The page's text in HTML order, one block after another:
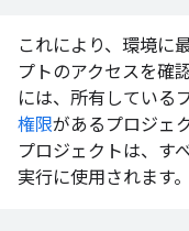
これにより、環境に
プトのアクセスを確
には、所有している
権限があるプロジェ
プロジェクトは、す
実行に使用されます。